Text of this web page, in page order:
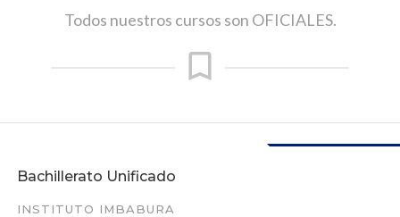
Todos nuestros cursos son OFICIALES.
Bachillerato Unificado
INSTITUTO IMBABURA